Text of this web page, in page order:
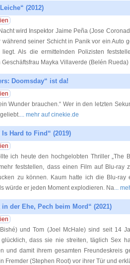
(2012)
wird Inspektor Jaime Peña (Jose
während seiner Schicht in Panik vor ein Auto
liegt. Als die ermittelnden Polizisten
Mayka Villaverde (Belén Rueda)
Doomsday“ ist da!
Wunder brauchen.“ Wer in den letzten
... mehr auf cinekie.de
Hard to Find“ (2019)
ich heute den hochgelobten Thriller „The
feststellen, dass einen Film auf Blu-ray
zu können. Kaum hatte ich die Blu-ray
würde er jeden Moment explodieren. Na...
der Ehe, Pech beim Mord“ (2021)
und Tom (Joel McHale) sind seit 14
dass sie nie streiten, täglich Sex
und damit ihrem gesamten Freundeskreis
Fremder (Stephen Root) vor ihrer Tür und